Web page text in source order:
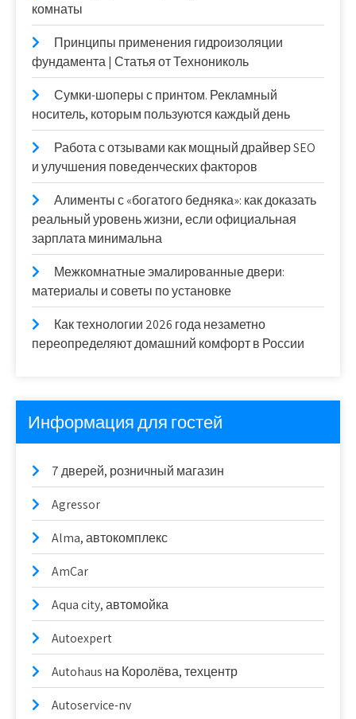
комнаты
Принципы применения гидроизоляции
фундамента | Статья от Технониколь
Сумки-шоперы с принтом. Рекламный
носитель, которым пользуются каждый день
Работа с отзывами как мощный драйвер SEO
и улучшения поведенческих факторов
Алименты с «богатого бедняка»: как доказать
реальный уровень жизни, если официальная
зарплата минимальна
Межкомнатные эмалированные двери:
материалы и советы по установке
Как технологии 2026 года незаметно
переопределяют домашний комфорт в России
Информация для гостей
7 дверей, розничный магазин
Agressor
Alma, автокомплекс
AmCar
Aqua city, автомойка
Autoexpert
Autohaus на Королёва, техцентр
Autoservice-nv